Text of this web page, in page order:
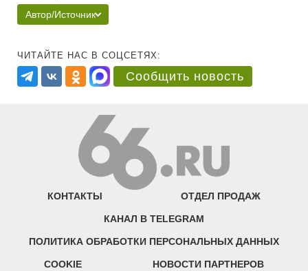
Автор/Источник
ЧИТАЙТЕ НАС В СОЦСЕТЯХ:
Сообщить новость
КОНТАКТЫ ОТДЕЛ ПРОДАЖ
КАНАЛ В TELEGRAM
ПОЛИТИКА ОБРАБОТКИ ПЕРСОНАЛЬНЫХ ДАННЫХ
COOKIE НОВОСТИ ПАРТНЕРОВ